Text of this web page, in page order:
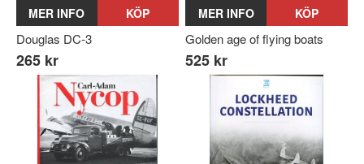
MER INFO KÖP
Douglas DC-3
265 kr
MER INFO KÖP
Golden age of flying boats
525 kr